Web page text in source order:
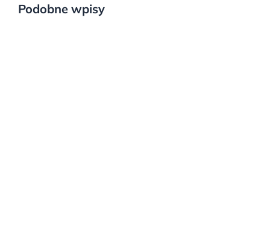
Podobne wpisy